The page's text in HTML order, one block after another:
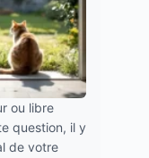
ou libre
question, il y
de votre